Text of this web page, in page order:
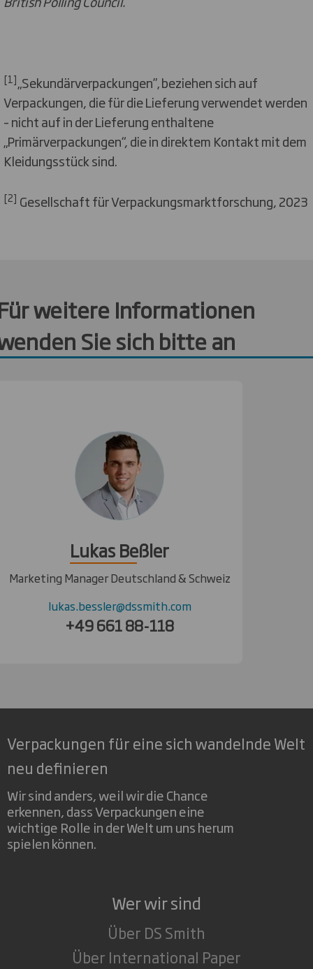
[1]„Sekundärverpackungen”‚ beziehen sich auf
Verpackungen, die für die Lieferung verwendet werden
– nicht auf in der Lieferung enthaltene
„Primärverpackungen“, die in direktem Kontakt mit dem
Kleidungsstück sind.
[2] Gesellschaft für Verpackungsmarktforschung, 2023
weitere Informationen
Sie sich bitte an
Lukas Beßler
Marketing Manager Deutschland & Schweiz
lukas.bessler@dssmith.com
+49 661 88-118
Verpackungen für eine sich wandelnde Welt
neu definieren
Wir sind anders, weil wir die Chance
erkennen, dass Verpackungen eine
wichtige Rolle in der Welt um uns herum
spielen können.
Wer wir sind
Über DS Smith
Über International Paper